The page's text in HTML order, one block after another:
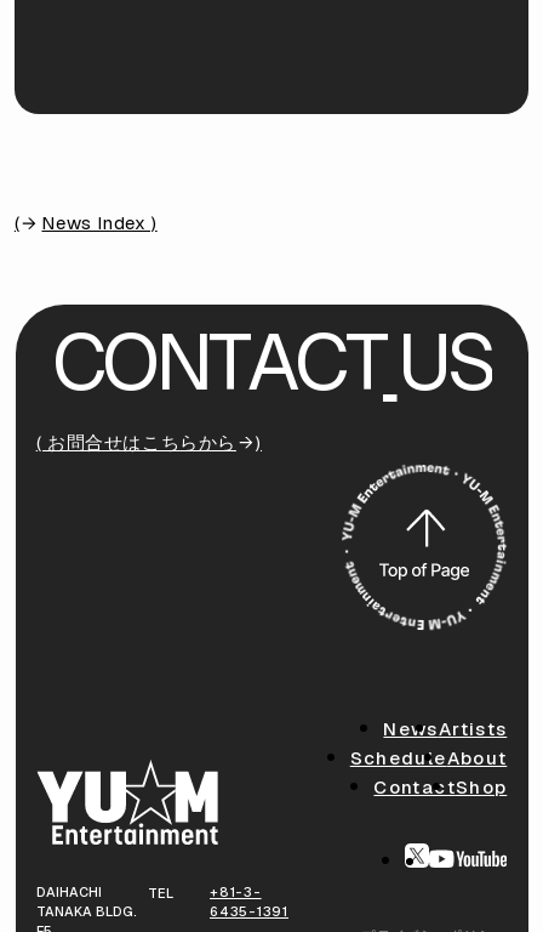
( News Index )
CONTACT US
( お問合せはこちらから )
DAIHACHI
TANAKA BLDG.
TEL
+81-3-
6435-1391
NewsArtists
ScheduleAbout
ContactShop